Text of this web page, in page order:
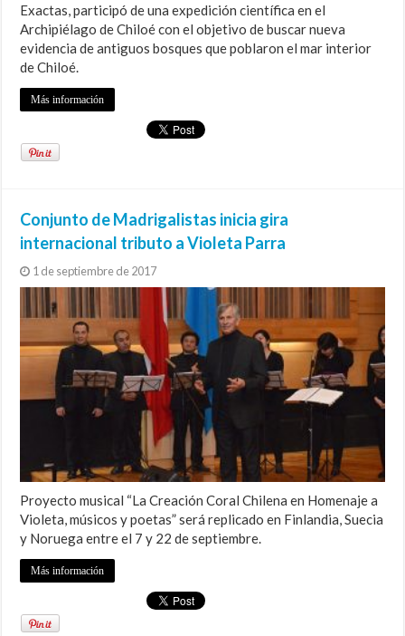
Exactas, participó de una expedición científica en el
Archipiélago de Chiloé con el objetivo de buscar nueva
evidencia de antiguos bosques que poblaron el mar interior
de Chiloé.
Más información
Conjunto de Madrigalistas inicia gira
internacional tributo a Violeta Parra
1 de septiembre de 2017
Proyecto musical “La Creación Coral Chilena en Homenaje a
Violeta, músicos y poetas” será replicado en Finlandia, Suecia
y Noruega entre el 7 y 22 de septiembre.
Más información